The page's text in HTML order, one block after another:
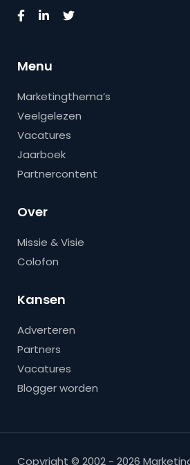
Menu
Marketingthema’s
Veelgelezen
Vacatures
Jaarboek
Partnercontent
Over
Missie & Visie
Colofon
Kansen
Adverteren
Partners
Vacatures
Blogger worden
Copyright © 2002 - 2026